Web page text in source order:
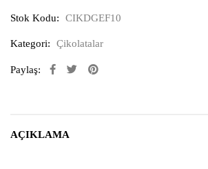
Stok Kodu: CIKDGEF10
Kategori: Çikolatalar
Paylaş:
AÇIKLAMA